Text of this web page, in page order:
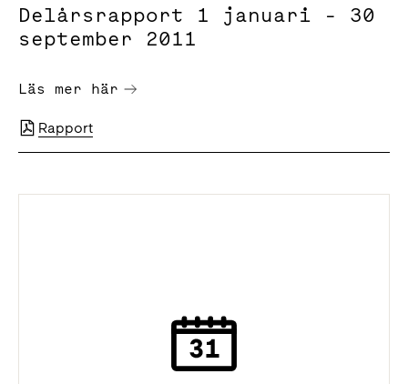
Delårsrapport 1 januari - 30
september 2011
Läs mer här
Rapport